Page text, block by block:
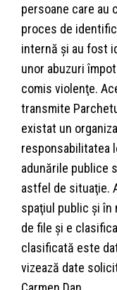
persoane care au
proces de
internă şi au fost
unor abuzuri
comis violenţe.
transmite
existat un
responsabilitatea
adunările publice
astfel de situaţie.
spaţiul public şi în
de file şi e
clasificată este
vizează date